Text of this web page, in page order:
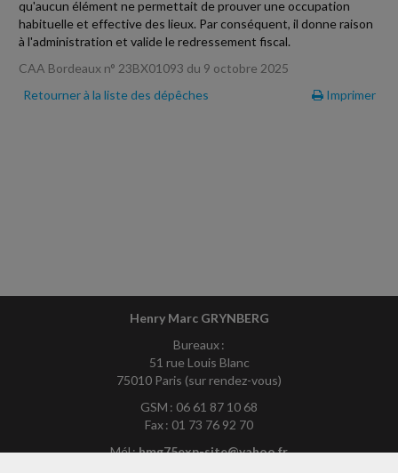
qu'aucun élément ne permettait de prouver une occupation
habituelle et effective des lieux. Par conséquent, il donne raison
à l'administration et valide le redressement fiscal.
CAA Bordeaux n° 23BX01093 du 9 octobre 2025
Retourner à la liste des dépêches
Imprimer
Henry Marc GRYNBERG
Bureaux :
51 rue Louis Blanc
75010 Paris (sur rendez-vous)
GSM : 06 61 87 10 68
Fax : 01 73 76 92 70
Mél :hmg75exp-site@yahoo.fr